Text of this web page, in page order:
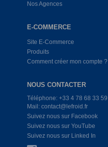
Nos Agences
E-COMMERCE
Site E-Commerce
Produits
Comment créer mon compte ?
NOUS CONTACTER
Téléphone: +33 4 78 68 33 59
Mail: contact@lefroid.fr
Suivez nous sur Facebook
Suivez nous sur YouTube
Suivez nous sur Linked In